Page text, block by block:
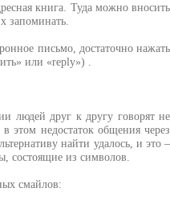
книга. Туда можно вносить
запоминать.
письмо, достаточно нажать
или «reply») .
людей друг к другу говорят не
этом недостаток общения через
найти удалось, и это –
состоящие из символов.
смайлов: